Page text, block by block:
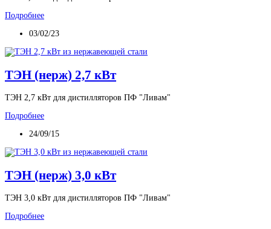
Подробнее
03/02/23
ТЭН (нерж) 2,7 кВт
ТЭН 2,7 кВт для дистилляторов ПФ "Ливам"
Подробнее
24/09/15
ТЭН (нерж) 3,0 кВт
ТЭН 3,0 кВт для дистилляторов ПФ "Ливам"
Подробнее